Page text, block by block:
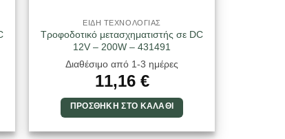
ΕΙΔΗ ΤΕΧΝΟΛΟΓΙΑΣ
Τροφοδοτικό μετασχηματιστής σε DC
12V – 200W – 431491
Διαθέσιμο από 1-3 ημέρες
11,16 €
ΠΡΟΣΘΉΚΗ ΣΤΟ ΚΑΛΆΘΙ